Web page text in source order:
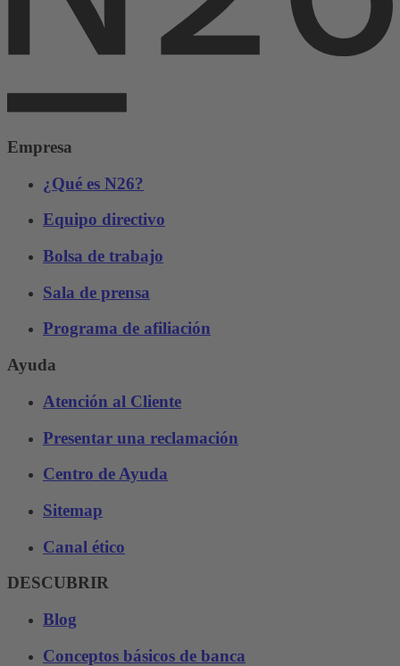
Empresa
¿Qué es N26?
Equipo directivo
Bolsa de trabajo
Sala de prensa
Programa de afiliación
Ayuda
Atención al Cliente
Presentar una reclamación
Centro de Ayuda
Sitemap
Canal ético
DESCUBRIR
Blog
Conceptos básicos de banca